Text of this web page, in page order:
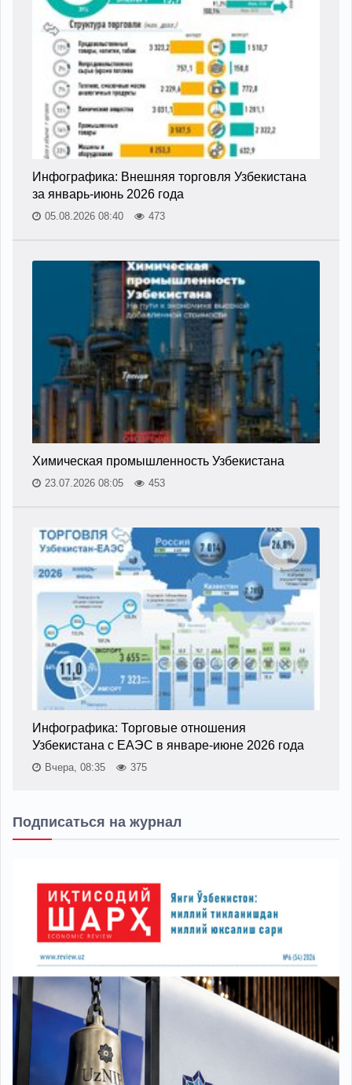
Инфографика: Внешняя торговля Узбекистана
за январь-июнь 2026 года
05.08.2026 08:40 473
Химическая промышленность Узбекистана
23.07.2026 08:05 453
Инфографика: Торговые отношения
Узбекистана с ЕАЭС в январе-июне 2026 года
Вчера, 08:35 375
Подписаться на журнал